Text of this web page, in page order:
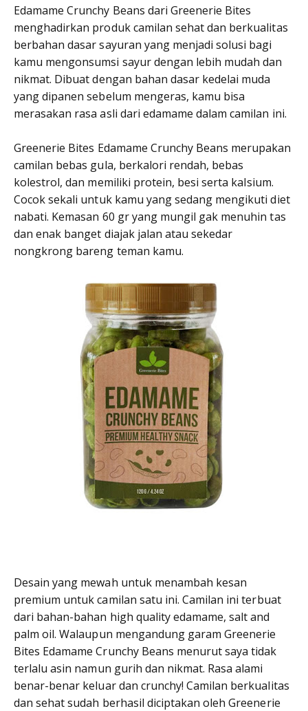
Edamame Crunchy Beans dari Greenerie Bites
menghadirkan produk camilan sehat dan berkualitas
berbahan dasar sayuran yang menjadi solusi bagi
kamu mengonsumsi sayur dengan lebih mudah dan
nikmat. Dibuat dengan bahan dasar kedelai muda
yang dipanen sebelum mengeras, kamu bisa
merasakan rasa asli dari edamame dalam camilan ini.
Greenerie Bites Edamame Crunchy Beans merupakan
camilan bebas gula, berkalori rendah, bebas
kolestrol, dan memiliki protein, besi serta kalsium.
Cocok sekali untuk kamu yang sedang mengikuti diet
nabati. Kemasan 60 gr yang mungil gak menuhin tas
dan enak banget diajak jalan atau sekedar
nongkrong bareng teman kamu.
Desain yang mewah untuk menambah kesan
premium untuk camilan satu ini. Camilan ini terbuat
dari bahan-bahan high quality edamame, salt and
palm oil. Walaupun mengandung garam Greenerie
Bites Edamame Crunchy Beans menurut saya tidak
terlalu asin namun gurih dan nikmat. Rasa alami
benar-benar keluar dan crunchy! Camilan berkualitas
dan sehat sudah berhasil diciptakan oleh Greenerie